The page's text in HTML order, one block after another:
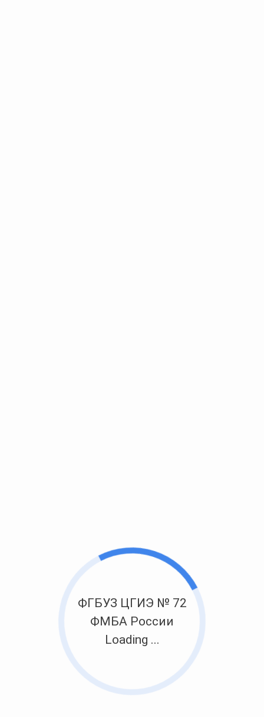
ФГБУЗ ЦГИЭ № 72
ФМБА России
Loading ...